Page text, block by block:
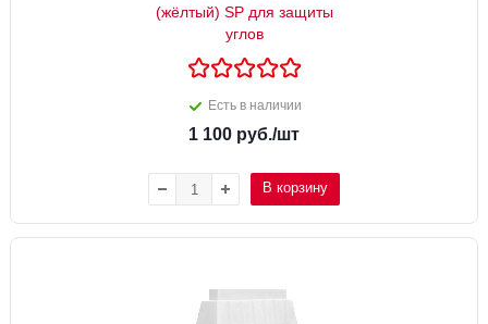
(жёлтый) SP для защиты
углов
Есть в наличии
1 100 руб./шт
В корзину